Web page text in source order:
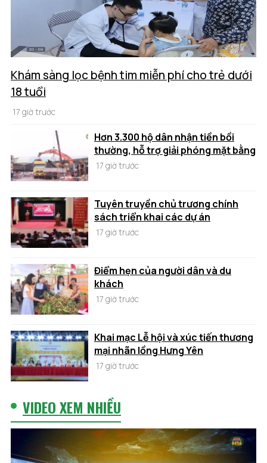
Khám sàng lọc bệnh tim miễn phí cho trẻ dưới
18 tuổi
17 giờ trước
Hơn 3.300 hộ dân nhận tiền bồi
thường, hỗ trợ giải phóng mặt bằng
17 giờ trước
Tuyên truyền chủ trương chính
sách triển khai các dự án
17 giờ trước
Điểm hẹn của người dân và du
khách
17 giờ trước
Khai mạc Lễ hội và xúc tiến thương
mại nhãn lồng Hưng Yên
17 giờ trước
VIDEO XEM NHIỀU